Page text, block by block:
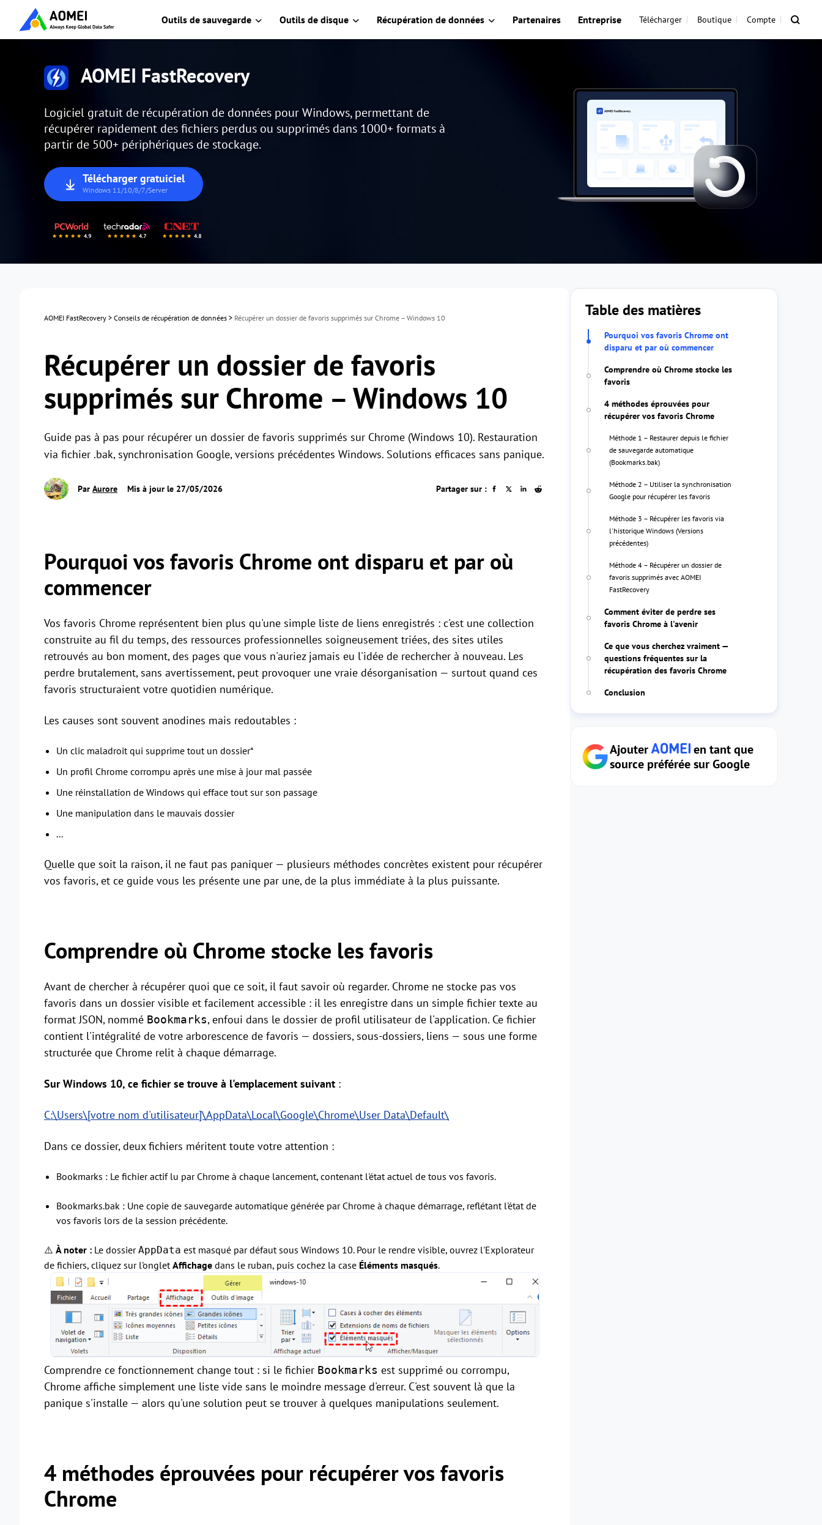
Outils de sauvegarde Outils de disque Récupération de données Partenaires Entreprise Télécharger Boutique Compte
AOMEI FastRecovery
Logiciel gratuit de récupération de données pour Windows, permettant de
récupérer rapidement des fichiers perdus ou supprimés dans 1000+ formats à
partir de 500+ périphériques de stockage.
Télécharger gratuiciel
Windows 11/10/8/7/Server
AOMEI FastRecovery > Conseils de récupération de données > Récupérer un dossier de favoris supprimés sur Chrome – Windows 10
Récupérer un dossier de favoris
supprimés sur Chrome – Windows 10
Guide pas à pas pour récupérer un dossier de favoris supprimés sur Chrome (Windows 10). Restauration
via fichier .bak, synchronisation Google, versions précédentes Windows. Solutions efficaces sans panique.
Par Aurore Mis à jour le 27/05/2026 Partager sur :
Pourquoi vos favoris Chrome ont disparu et par où
commencer
Vos favoris Chrome représentent bien plus qu'une simple liste de liens enregistrés : c'est une collection
construite au fil du temps, des ressources professionnelles soigneusement triées, des sites utiles
retrouvés au bon moment, des pages que vous n'auriez jamais eu l'idée de rechercher à nouveau. Les
perdre brutalement, sans avertissement, peut provoquer une vraie désorganisation — surtout quand ces
favoris structuraient votre quotidien numérique.
Les causes sont souvent anodines mais redoutables :
Un clic maladroit qui supprime tout un dossier*
Un profil Chrome corrompu après une mise à jour mal passée
Une réinstallation de Windows qui efface tout sur son passage
Une manipulation dans le mauvais dossier
...
Quelle que soit la raison, il ne faut pas paniquer — plusieurs méthodes concrètes existent pour récupérer
vos favoris, et ce guide vous les présente une par une, de la plus immédiate à la plus puissante.
Comprendre où Chrome stocke les favoris
Avant de chercher à récupérer quoi que ce soit, il faut savoir où regarder. Chrome ne stocke pas vos
favoris dans un dossier visible et facilement accessible : il les enregistre dans un simple fichier texte au
format JSON, nommé Bookmarks, enfoui dans le dossier de profil utilisateur de l'application. Ce fichier
contient l'intégralité de votre arborescence de favoris — dossiers, sous-dossiers, liens — sous une forme
structurée que Chrome relit à chaque démarrage.
Sur Windows 10, ce fichier se trouve à l'emplacement suivant :
C:\Users\[votre nom d'utilisateur]\AppData\Local\Google\Chrome\User Data\Default\
Dans ce dossier, deux fichiers méritent toute votre attention :
Bookmarks : Le fichier actif lu par Chrome à chaque lancement, contenant l'état actuel de tous vos favoris.
Bookmarks.bak : Une copie de sauvegarde automatique générée par Chrome à chaque démarrage, reflétant l'état de
vos favoris lors de la session précédente.
⚠️ À noter : Le dossierAppData est masqué par défaut sous Windows 10. Pour le rendre visible, ouvrez l'Explorateur
de fichiers, cliquez sur l'ongletAffichage dans le ruban, puis cochez la case Éléments masqués.
Comprendre ce fonctionnement change tout : si le fichier Bookmarks est supprimé ou corrompu,
Chrome affiche simplement une liste vide sans le moindre message d'erreur. C'est souvent là que la
panique s'installe — alors qu'une solution peut se trouver à quelques manipulations seulement.
4 méthodes éprouvées pour récupérer vos favoris
Chrome
Table des matières
Pourquoi vos favoris Chrome ont
disparu et par où commencer
Comprendre où Chrome stocke les
favoris
4 méthodes éprouvées pour
récupérer vos favoris Chrome
Méthode 1 – Restaurer depuis le fichier
de sauvegarde automatique
(Bookmarks.bak)
Méthode 2 – Utiliser la synchronisation
Google pour récupérer les favoris
Méthode 3 – Récupérer les favoris via
l'historique Windows (Versions
précédentes)
Méthode 4 – Récupérer un dossier de
favoris supprimés avec AOMEI
FastRecovery
Comment éviter de perdre ses
favoris Chrome à l'avenir
Ce que vous cherchez vraiment —
questions fréquentes sur la
récupération des favoris Chrome
Conclusion
Ajouter
en tant que
source préférée sur Google